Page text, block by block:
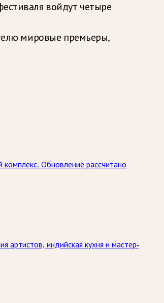
войдут четыре
мировые премьеры,
Обновление рассчитано
артистов, индийская кухня и мастер-